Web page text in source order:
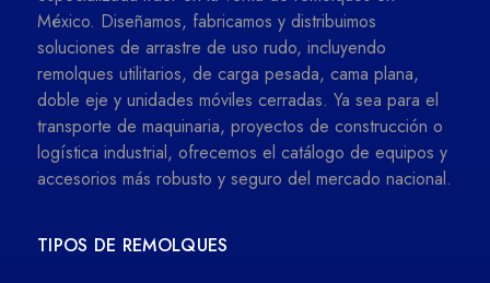
México. Diseñamos, fabricamos y distribuimos
soluciones de arrastre de uso rudo, incluyendo
remolques utilitarios, de carga pesada, cama plana,
doble eje y unidades móviles cerradas. Ya sea para el
transporte de maquinaria, proyectos de construcción o
logística industrial, ofrecemos el catálogo de equipos y
accesorios más robusto y seguro del mercado nacional.
TIPOS DE REMOLQUES